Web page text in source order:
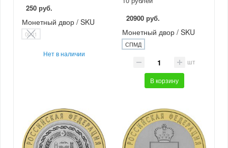
250 руб.
Монетный двор / SKU
0001
Нет в наличии
20900 руб.
Монетный двор / SKU
СПМД
шт
В корзину